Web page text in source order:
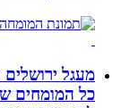
מעגל ירושלים
כל המומחים של